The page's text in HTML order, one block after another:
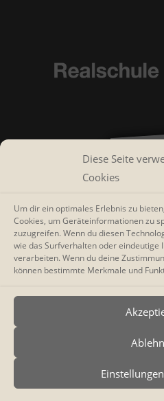
Diese Seite
Cookies
Um dir ein optimales Erlebnis zu
Cookies, um Geräteinformationen zu
zuzugreifen. Wenn du diesen
wie das Surfverhalten oder eindeutige
verarbeiten. Wenn du deine
können bestimmte Merkmale und